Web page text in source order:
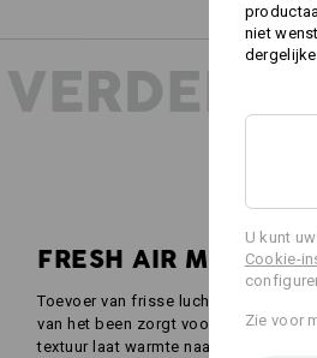
VERDERE
FRESH AIR MESH
Toevoer van frisse lucht nodig? Fijn
van het been zorgt voor een
textuur laat warmte naar buiten en
niet
U kunt
Cookie-
Zie voor